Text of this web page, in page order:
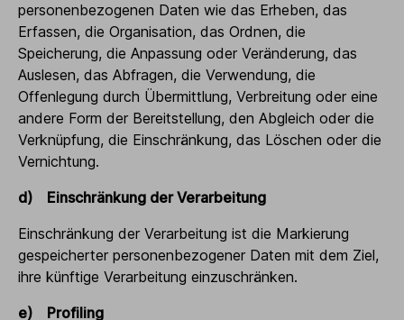
personenbezogenen Daten wie das Erheben, das
Erfassen, die Organisation, das Ordnen, die
Speicherung, die Anpassung oder Veränderung, das
Auslesen, das Abfragen, die Verwendung, die
Offenlegung durch Übermittlung, Verbreitung oder eine
andere Form der Bereitstellung, den Abgleich oder die
Verknüpfung, die Einschränkung, das Löschen oder die
Vernichtung.
d) Einschränkung der Verarbeitung
Einschränkung der Verarbeitung ist die Markierung
gespeicherter personenbezogener Daten mit dem Ziel,
ihre künftige Verarbeitung einzuschränken.
e) Profiling